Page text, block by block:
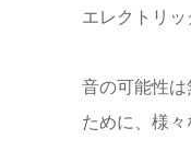
エレクトリ
音の可能性
ために、様々